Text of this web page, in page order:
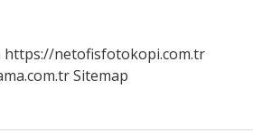
https://netofisfotokopi.com.tr
Sitemap